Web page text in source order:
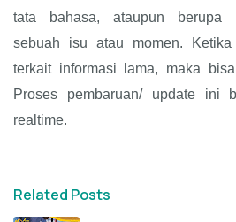
tata bahasa, ataupun berupa
sebuah isu atau momen.
terkait informasi lama, maka
Proses pembaruan/ update ini
realtime.
Related Posts